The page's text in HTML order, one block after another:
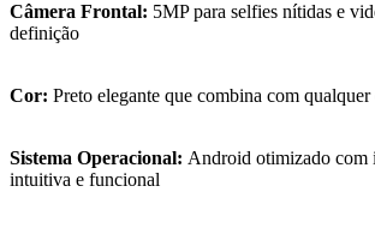
Câmera Frontal: 5MP para selfies nítidas e
definição
Cor: Preto elegante que combina com qualquer
Sistema Operacional: Android otimizado com
intuitiva e funcional